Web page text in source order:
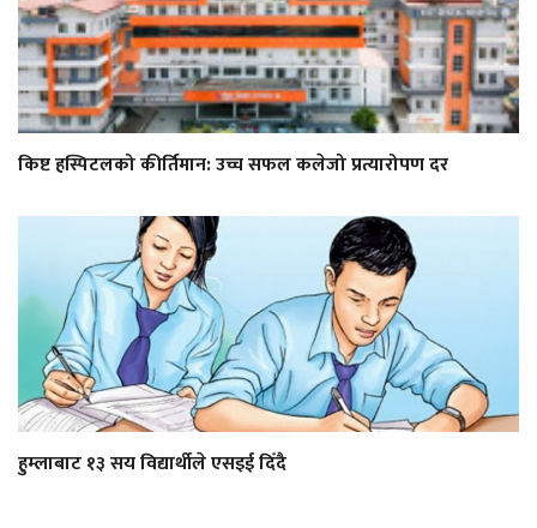
किष्ट हस्पिटलको कीर्तिमान: उच्च सफल कलेजो प्रत्यारोपण दर
हुम्लाबाट १३ सय विद्यार्थीले एसइई दिँदै